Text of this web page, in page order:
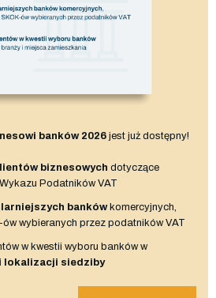
banków 2026 jest już dostępny!
biznesowych dotyczące
Podatników VAT
bankówkomercyjnych,
ów wybieranych przez podatników VAT
w kwestii wyboru banków w
lokalizacji siedziby